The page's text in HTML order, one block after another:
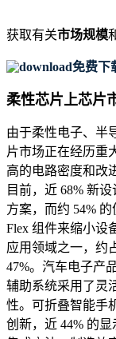
获取有关市场规模
免费下
柔性芯片上芯片
由于柔性电子、半
片市场正在经历重
高的电路密度和改
目前，近 68% 新
方案，而约 54%
Flex 组件来缩小设
应用领域之一，约
47%。汽车电子产
辅助系统采用了灵
性。可折叠智能手
创新，近 44% 的